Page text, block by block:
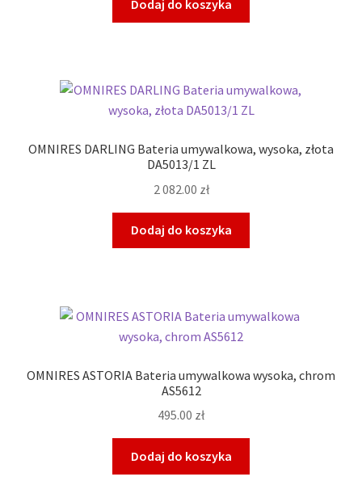
Dodaj do koszyka
OMNIRES DARLING Bateria umywalkowa, wysoka, złota
DA5013/1 ZL
2 082.00 zł
Dodaj do koszyka
OMNIRES ASTORIA Bateria umywalkowa wysoka, chrom
AS5612
495.00 zł
Dodaj do koszyka